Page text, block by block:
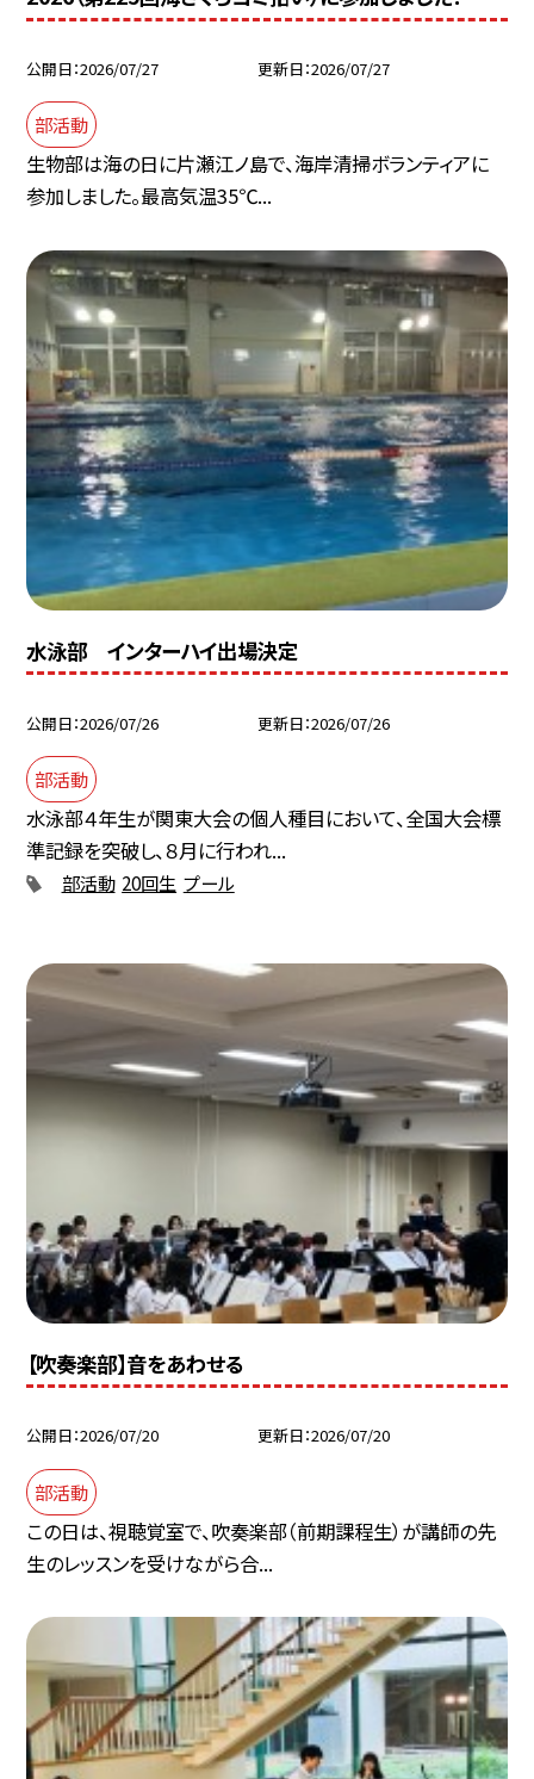
公開日 2026/07/27 更新日 2026/07/27
部活動
生物部は海の日に片瀬江ノ島で、海岸清掃ボランティアに
参加しました。最高気温35℃...
水泳部 インターハイ出場決定
公開日 2026/07/26 更新日 2026/07/26
部活動
水泳部４年生が関東大会の個人種目において、全国大会標
準記録を突破し、８月に行われ...
部活動 20回生 プール
【吹奏楽部】音をあわせる
公開日 2026/07/20 更新日 2026/07/20
部活動
この日は、視聴覚室で、吹奏楽部（前期課程生）が講師の先
生のレッスンを受けながら合...